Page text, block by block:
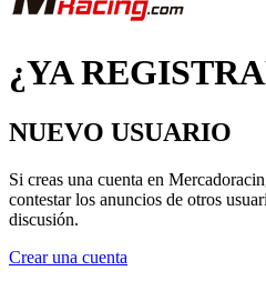
contestar los anuncios de otros
discusión.
Crear una cuenta